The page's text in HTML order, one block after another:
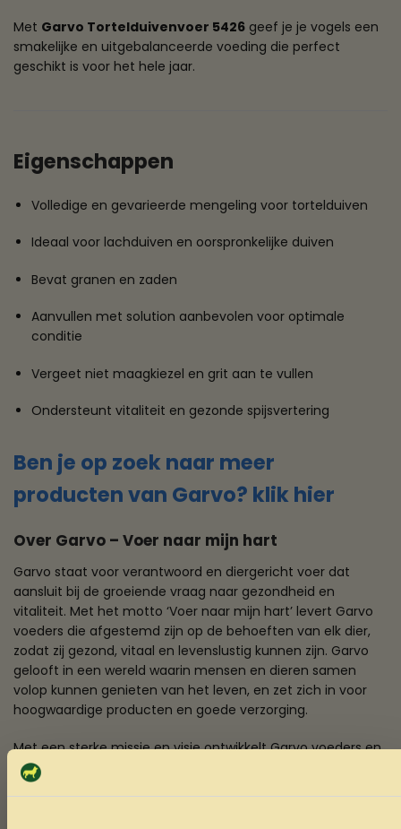
Met Garvo Tortelduivenvoer 5426 geef je je vogels een
smakelijke en uitgebalanceerde voeding die perfect
geschikt is voor het hele jaar.
Eigenschappen
Volledige en gevarieerde mengeling voor tortelduiven
Ideaal voor lachduiven en oorspronkelijke duiven
Bevat granen en zaden
Aanvullen met solution aanbevolen voor optimale
conditie
Vergeet niet maagkiezel en grit aan te vullen
Ondersteunt vitaliteit en gezonde spijsvertering
Ben je op zoek naar meer
producten van Garvo? klik hier
Over Garvo – Voer naar mijn hart
Garvo staat voor verantwoord en diergericht voer dat
aansluit bij de groeiende vraag naar gezondheid en
vitaliteit. Met het motto ‘Voer naar mijn hart’ levert Garvo
voeders die afgestemd zijn op de behoeften van elk dier,
zodat zij gezond, vitaal en levenslustig kunnen zijn. Garvo
gelooft in een wereld waarin mensen en dieren samen
volop kunnen genieten van het leven, en zet zich in voor
hoogwaardige producten en goede verzorging.
Met een sterke missie en visie ontwikkelt Garvo voeders en
diensten die bijdragen aan het welzijn van dieren,
ondersteund door samenwerking, kennisdeling en